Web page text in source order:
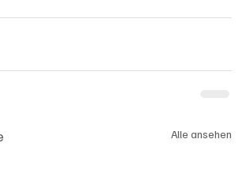
Alle ansehen